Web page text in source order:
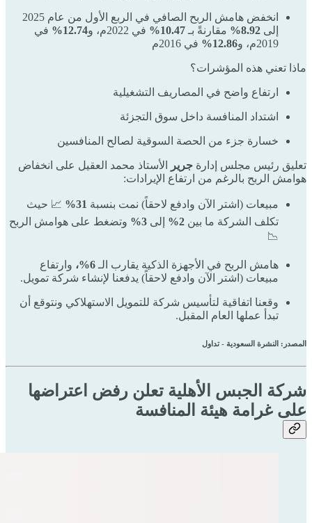
انخفض هامش الربح الصافي في الربع الأول من عام 2025
إلى
مقارنةً بـ 10.47% في 2022م، و 12.74%
في
2019م، و
12.86% في 2016م
ماذا تعني هذه المؤشرات؟
ارتفاع واضح في المصاريف التشغيلية
اشتداد المنافسة داخل سوق التجزئة
خسارة جزء من الحصة السوقية لصالح المنافسين
تعليق رئيس مجلس إدارة جرير
الأستاذ محمد العقيل على انخفاض
هوامش الربح بالرغم من ارتفاع الإيرادات:
مبيعات (اشتر الآن وادفع لاحقاً) نمت بنسبة
📈 حيث
تكلف الشركة ما بين
إلى
وتضغط على هوامش الربح
📉
هامش الربح في الأجهزة الذكية يقارب الـ 6%،
وارتفاع
مبيعات (اشتر الآن وادفع لاحقاً) يدفعنا لإنشاء شركة تمويل.
وقعنا اتفاقية لتأسيس شركة للتمويل الاستهلاكي ونتوقع أن
تبدأ عملها العام المقبل.
المصدر: النشرة السعودية - تداول
شركة الجبس الأهلية تعلن رفض اعتراضها
على غرامة هيئة المنافسة